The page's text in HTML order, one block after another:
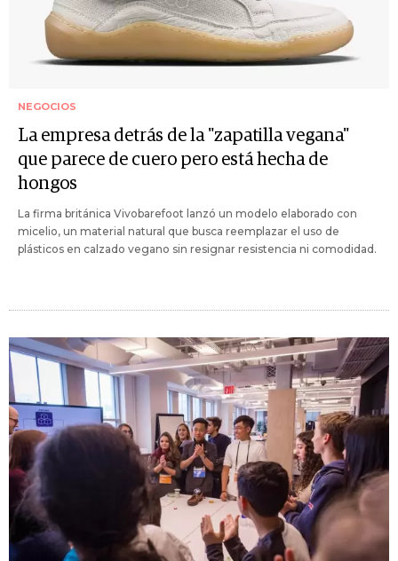
NEGOCIOS
La empresa detrás de la "zapatilla vegana"
que parece de cuero pero está hecha de
hongos
La firma británica Vivobarefoot lanzó un modelo elaborado con
micelio, un material natural que busca reemplazar el uso de
plásticos en calzado vegano sin resignar resistencia ni comodidad.